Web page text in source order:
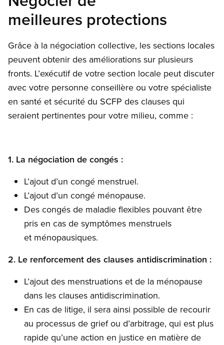
meilleures protections
Grâce à la négociation collective, les sections locales
peuvent obtenir des améliorations sur plusieurs
fronts. L’exécutif de votre section locale peut discuter
avec votre personne conseillère ou votre spécialiste
en santé et sécurité du SCFP des clauses qui
seraient pertinentes pour votre milieu, comme :
1. La négociation de congés :
L’ajout d’un congé menstruel.
L’ajout d’un congé ménopause.
Des congés de maladie flexibles pouvant être
pris en cas de symptômes menstruels
et ménopausiques.
2. Le renforcement des clauses antidiscrimination :
L’ajout des menstruations et de la ménopause
dans les clauses antidiscrimination.
En cas de litige, il sera ainsi possible de recourir
au processus de grief ou d’arbitrage, qui est plus
rapide qu’une action en justice en matière de